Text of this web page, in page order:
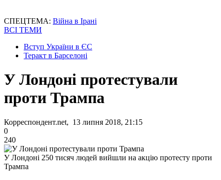
СПЕЦТЕМА: Війна в Ірані
ВСІ ТЕМИ
Вступ України в ЄС
Теракт в Барселоні
У Лондоні протестували
проти Трампа
Корреспондент.net, 13 липня 2018, 21:15
0
240
У Лондоні 250 тисяч людей вийшли на акцію протесту проти
Трампа